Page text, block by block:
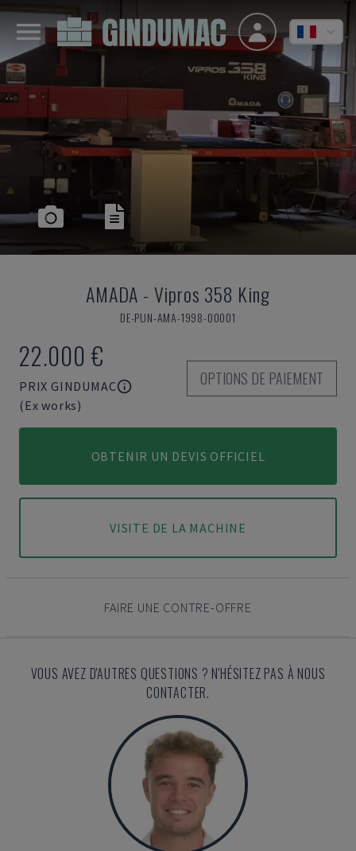
AMADA - Vipros 358 King
DE-PUN-AMA-1998-00001
22.000 €
PRIX GINDUMAC
(Ex works)
OPTIONS DE PAIEMENT
OBTENIR UN DEVIS OFFICIEL
VISITE DE LA MACHINE
FAIRE UNE CONTRE-OFFRE
VOUS AVEZ D'AUTRES QUESTIONS ? N'HÉSITEZ PAS À NOUS
CONTACTER.